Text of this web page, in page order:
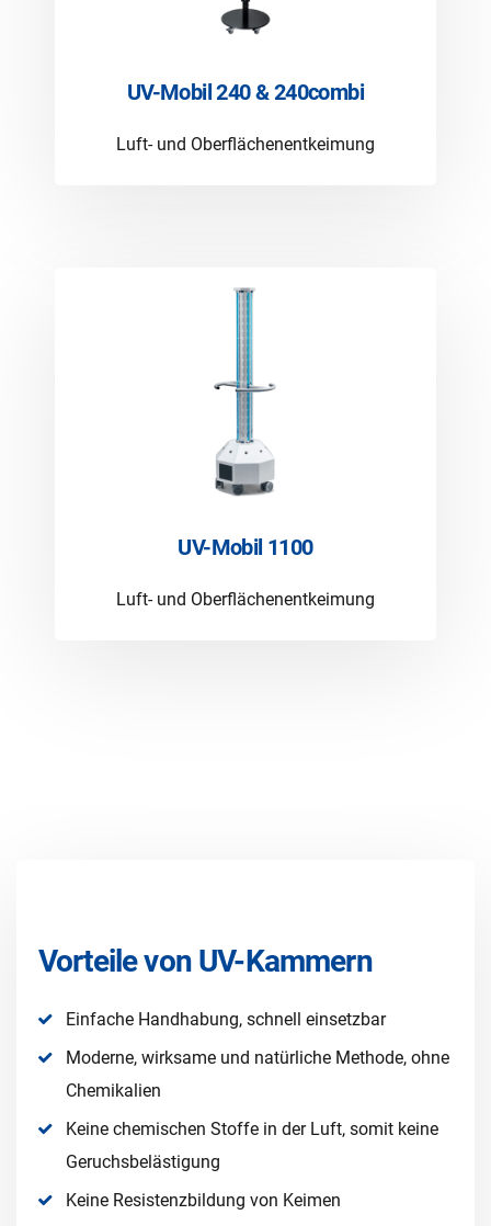
UV-Mobil 240 & 240combi
Luft- und Oberflächenentkeimung
UV-Mobil 1100
Luft- und Oberflächenentkeimung
Vorteile von UV-Kammern
Einfache Handhabung, schnell einsetzbar
Moderne, wirksame und natürliche Methode, ohne
Chemikalien
Keine chemischen Stoffe in der Luft, somit keine
Geruchsbelästigung
Keine Resistenzbildung von Keimen